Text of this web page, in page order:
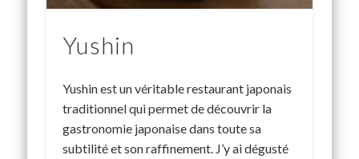
Yushin
Yushin est un véritable restaurant japonais
traditionnel qui permet de découvrir la
gastronomie japonaise dans toute sa
subtilité et son raffinement. J’y ai dégusté